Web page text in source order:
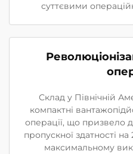
суттєвими
Склад у Північній
компактні
операції, що призвело
пропускної здатності
максимальному